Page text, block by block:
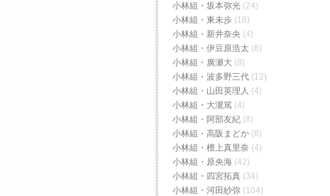
小林組・坂本弥光 (24)
小林組・東未歩 (18)
小林組・新井奈央 (4)
小林組・伊豆原浩太 (8)
小林組・廣瀬大 (8)
小林組・波多野三代 (12)
小林組・山田英理人 (4)
小林組・大瀧篤 (4)
小林組・阿部友紀 (8)
小林組・高阪まどか (8)
小林組・檀上真里奈 (4)
小林組・原央海 (42)
小林組・四宮拓真 (34)
小林組・河田紗弥 (104)